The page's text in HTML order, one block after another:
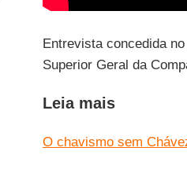
Entrevista concedida
Superior Geral da
Leia mais
O chavismo sem